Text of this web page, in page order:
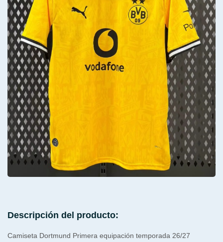
Descripción del producto:
Camiseta Dortmund Primera equipación temporada 26/27